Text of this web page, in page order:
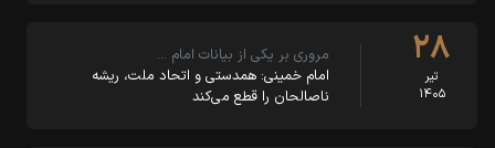
۲۸
تیر
۱۴۰۵
مروری بر یکی از بیانات امام …
امام خمینی: همدستی و اتحاد ملت، ریشه
ناصالحان را قطع می‌کند